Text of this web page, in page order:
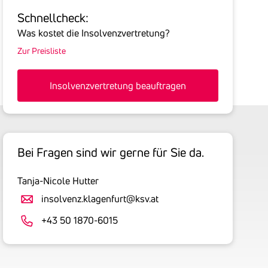
die
aller
offenen
inklusive
Umsatzsteuer
an.
tatsächlich
Schnell­check:
Was kostet die Insolvenzvertretung?
Zur Preisliste
Insolvenzvertretung beauftragen
Bei Fragen sind wir gerne für Sie da.
Tanja-Nicole Hutter
insolvenz.klagenfurt@ksv.at
+43 50 1870-6015